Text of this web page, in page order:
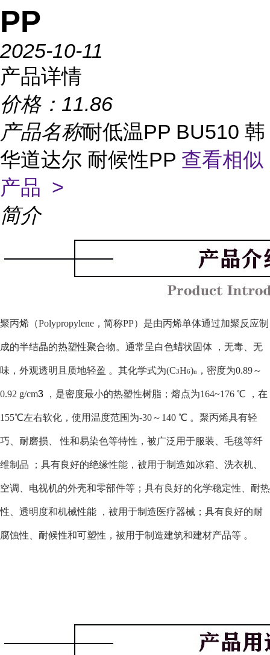
PP
2025-10-11
产品详情
价格： 11.86
产品名称耐低温PP BU510 韩
华道达尔 耐候性PP 查看相似
产品 >
简介
聚丙烯（Polypropylene，简称PP）是由丙烯单体通过加聚反应制
成的半结晶的热塑性聚合物。通常呈白色蜡状固体 ，无毒、无
味，外观透明且质地轻盈 。其化学式为(C3H6)n ，密度为0.89～
0.92 g/cm3 ，是密度最小的热塑性树脂；熔点为164~176 ℃ ，在
155℃左右软化，使用温度范围为-30～140 ℃ 。聚丙烯具有轻
巧、耐磨损、 性和易染色等特性，被广泛用于服装、毛毯等纤
维制品 ；具有良好的绝缘性能，被用于制造如冰箱、洗衣机、
空调、电视机的外壳和零部件等；具有良好的化学稳定性、耐热
性、透明度和机械性能 ，被用于制造医疗器械；具有良好的耐
腐蚀性、耐候性和可塑性，被用于制造建筑和建材产品等 。